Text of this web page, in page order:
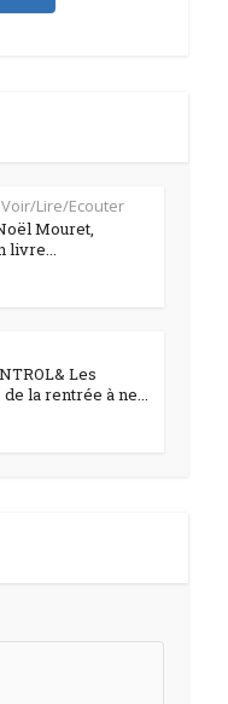
Voir/Lire/Ecouter
Mouret,
livre...
Les
la rentrée à ne...